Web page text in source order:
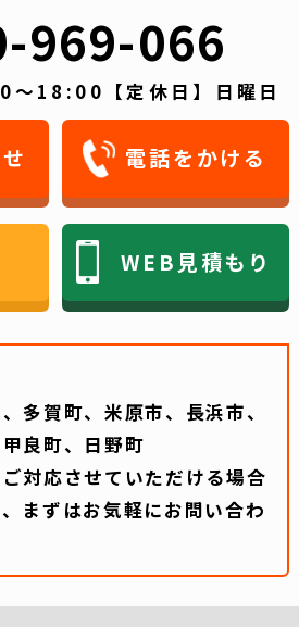
969-066
～18:00【定休日】日曜日
電話をかける
WEB見積もり
多賀町、米原市、長浜市、
良町、日野町
対応させていただける場合
まずはお気軽にお問い合わ